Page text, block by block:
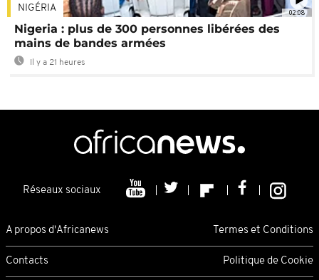
02:08
NIGÉRIA
Nigeria : plus de 300 personnes libérées des
mains de bandes armées
Il y a 21 heures
Réseaux sociaux
A propos d'Africanews Termes et Conditions
Contacts Politique de Cookie